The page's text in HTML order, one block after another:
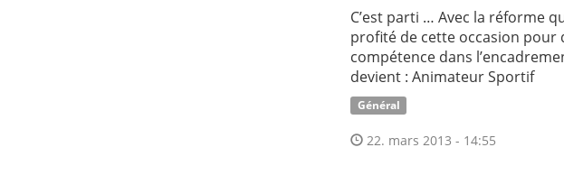
C’est parti … Avec la réforme
profité de cette occasion pour
compétence dans
devient : Animateur Sportif
Général
22. mars 2013 - 14:55